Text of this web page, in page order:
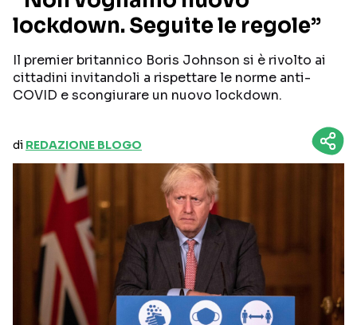
lockdown. Seguite le regole”
Il premier britannico Boris Johnson si è rivolto ai
cittadini invitandoli a rispettare le norme anti-
COVID e scongiurare un nuovo lockdown.
di REDAZIONE BLOGO